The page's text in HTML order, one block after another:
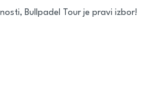
Bullpadel Tour je pravi izbor!